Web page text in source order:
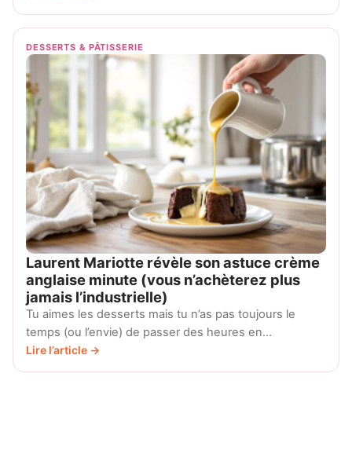
DESSERTS & PÂTISSERIE
Laurent Mariotte révèle son astuce crème
anglaise minute (vous n’achèterez plus
jamais l’industrielle)
Tu aimes les desserts mais tu n’as pas toujours le
temps (ou l’envie) de passer des heures en…
Lire l’article →